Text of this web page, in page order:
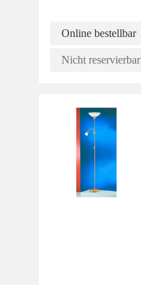
Online bestellbar
Nicht reservierbar